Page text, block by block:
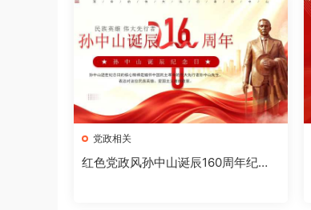
党政相关
红色党政风孙中山诞辰160周年纪念